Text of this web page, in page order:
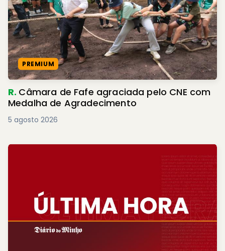
PREMIUM
R. Câmara de Fafe agraciada pelo CNE com
Medalha de Agradecimento
5 agosto 2026